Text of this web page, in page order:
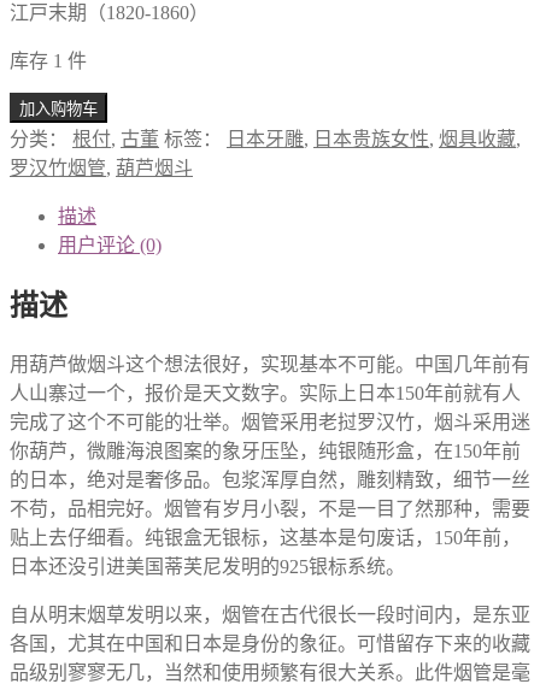
江戸末期（1820-1860）
库存 1 件
加入购物车
分类： 根付, 古董 标签： 日本牙雕, 日本贵族女性, 烟具收藏,
罗汉竹烟管, 葫芦烟斗
描述
用户评论 (0)
描述
用葫芦做烟斗这个想法很好，实现基本不可能。中国几年前有
人山寨过一个，报价是天文数字。实际上日本150年前就有人
完成了这个不可能的壮举。烟管采用老挝罗汉竹，烟斗采用迷
你葫芦，微雕海浪图案的象牙压坠，纯银随形盒，在150年前
的日本，绝对是奢侈品。包浆浑厚自然，雕刻精致，细节一丝
不苟，品相完好。烟管有岁月小裂，不是一目了然那种，需要
贴上去仔细看。纯银盒无银标，这基本是句废话，150年前，
日本还没引进美国蒂芙尼发明的925银标系统。
自从明末烟草发明以来，烟管在古代很长一段时间内，是东亚
各国，尤其在中国和日本是身份的象征。可惜留存下来的收藏
品级别寥寥无几，当然和使用频繁有很大关系。此件烟管是毫